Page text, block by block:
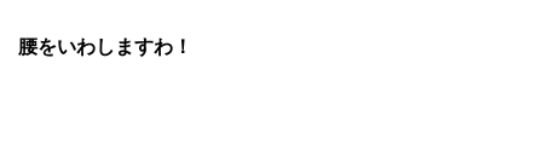
腰をいわしますわ！